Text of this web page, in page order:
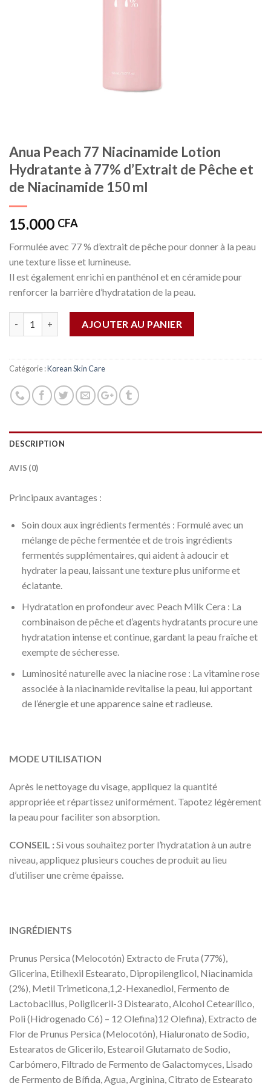
Anua Peach 77 Niacinamide Lotion
Hydratante à 77% d’Extrait de Pêche et
de Niacinamide 150 ml
15.000 CFA
Formulée avec 77 % d’extrait de pêche pour donner à la peau
une texture lisse et lumineuse.
Il est également enrichi en panthénol et en céramide pour
renforcer la barrière d’hydratation de la peau.
AJOUTER AU PANIER
Catégorie :Korean Skin Care
DESCRIPTION
AVIS (0)
Principaux avantages :
Soin doux aux ingrédients fermentés : Formulé avec un
mélange de pêche fermentée et de trois ingrédients
fermentés supplémentaires, qui aident à adoucir et
hydrater la peau, laissant une texture plus uniforme et
éclatante.
Hydratation en profondeur avec Peach Milk Cera : La
combinaison de pêche et d’agents hydratants procure une
hydratation intense et continue, gardant la peau fraîche et
exempte de sécheresse.
Luminosité naturelle avec la niacine rose : La vitamine rose
associée à la niacinamide revitalise la peau, lui apportant
de l’énergie et une apparence saine et radieuse.
MODE UTILISATION
Après le nettoyage du visage, appliquez la quantité
appropriée et répartissez uniformément. Tapotez légèrement
la peau pour faciliter son absorption.
CONSEIL :Si vous souhaitez porter l’hydratation à un autre
niveau, appliquez plusieurs couches de produit au lieu
d’utiliser une crème épaisse.
INGRÉDIENTS
Prunus Persica (Melocotón) Extracto de Fruta (77%),
Glicerina, Etilhexil Estearato, Dipropilenglicol, Niacinamida
(2%), Metil Trimeticona,1,2-Hexanediol, Fermento de
Lactobacillus, Poligliceril-3 Distearato, Alcohol Cetearílico,
Poli (Hidrogenado C6) – 12 Olefina)12 Olefina), Extracto de
Flor de Prunus Persica (Melocotón), Hialuronato de Sodio,
Estearatos de Glicerilo, Estearoil Glutamato de Sodio,
Carbómero, Filtrado de Fermento de Galactomyces, Lisado
de Fermento de Bífida, Agua, Arginina, Citrato de Estearato